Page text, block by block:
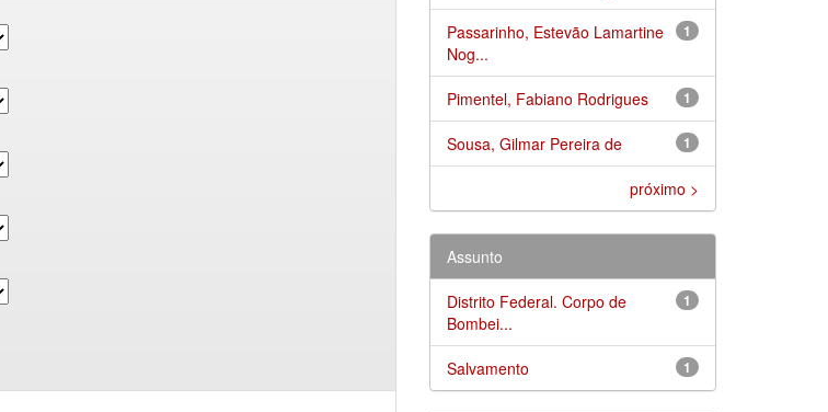
1
Passarinho, Estevão Lamartine
Nog...
1
Pimentel, Fabiano Rodrigues
1
Sousa, Gilmar Pereira de
próximo >
Assunto
1
Distrito Federal. Corpo de
Bombei...
1
Salvamento